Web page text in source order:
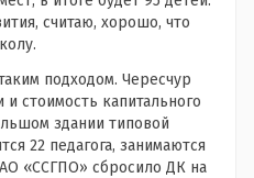
считаю, хорошо, что
подходом. Чересчур
стоимость капитального
здании типовой
22 педагога, занимаются
«ССГПО» сбросило ДК на